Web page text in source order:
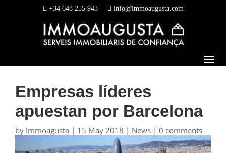
+34 648 255 943 info@immoaugusta.com
Empresas líderes
apuestan por Barcelona
by Immoagusta | 15 May 2018 | News | 0 comments